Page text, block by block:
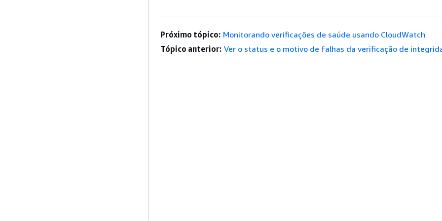
Próximo tópico: Monitorando verificações de saúde usando CloudWatch
Tópico anterior: Ver o status e o motivo de falhas da verificação de